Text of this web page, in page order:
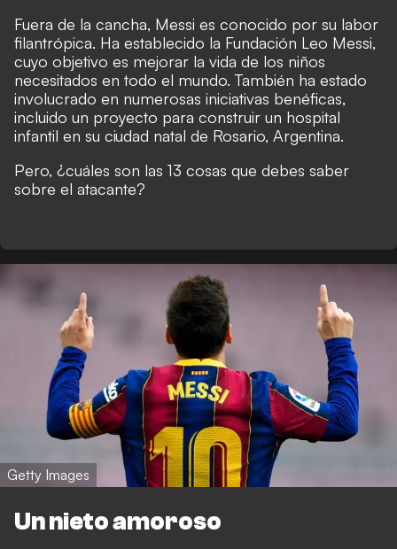
Fuera de la cancha, Messi es conocido por su labor
filantrópica. Ha establecido la Fundación Leo Messi,
cuyo objetivo es mejorar la vida de los niños
necesitados en todo el mundo. También ha estado
involucrado en numerosas iniciativas benéficas,
incluido un proyecto para construir un hospital
infantil en su ciudad natal de Rosario, Argentina.
Pero, ¿cuáles son las 13 cosas que debes saber
sobre el atacante?
Getty Images
Un nieto amoroso